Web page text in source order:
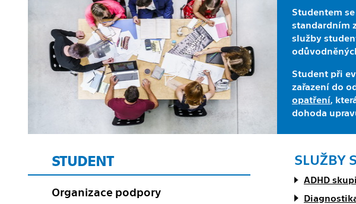
Studentem
standardním
služby
Student při
zařazení do
opatření,
dohoda
STUDENT
Organizace podpory
SLUŽBY
ADHD